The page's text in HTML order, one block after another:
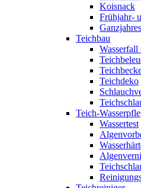
Koisnack
Frühjahr-
Teichbau
Teichdeko
Teich-
Wassertest